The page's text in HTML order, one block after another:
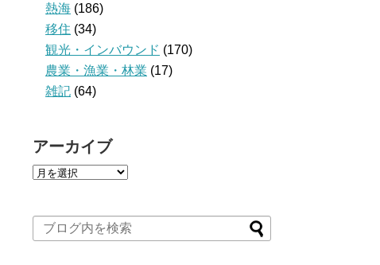
熱海 (186)
移住 (34)
観光・インバウンド (170)
農業・漁業・林業 (17)
雑記 (64)
アーカイブ